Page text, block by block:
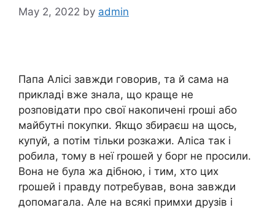
May 2, 2022 by admin
Папа Алісі завжди говорив, та й сама на
прикладі вже знала, що краще не
розповідати про свої накопичені rроші або
майбутні покупки. Якщо збираєш на щось,
купуй, а потім тільки розкажи. Аліса так і
робила, тому в неї rрошей у борr не просили.
Вона не була жа дібною, і тим, хто цих
rрошей і правду потребував, вона завжди
допомагала. Але на всякі примхи друзів і